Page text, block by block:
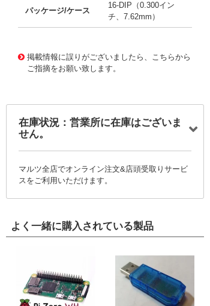
パッケージ/ケース
16-DIP（0.300イン
チ、7.62mm）
掲載情報に誤りがございましたら、こちらから
ご指摘をお願い致します。
在庫状況：営業所に在庫はございま
せん。
マルツ全店でオンライン注文&店頭受取りサービ
スをご利用いただけます。
よく一緒に購入されている製品